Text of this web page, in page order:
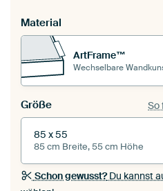
Material
ArtFrame™
Wechselbare
Größe So
85 x 55
85 cm Breite, 55 cm Höhe
Schon gewusst?Du kannst